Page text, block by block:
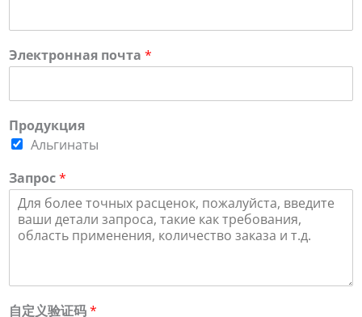
Электронная почта *
Продукция
Альгинаты
Запрос*
自定义验证码*